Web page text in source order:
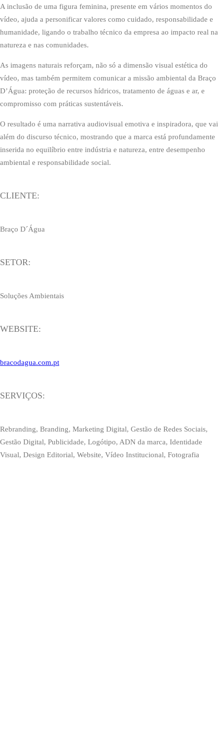
A inclusão de uma figura feminina, presente em vários momentos do
vídeo, ajuda a personificar valores como cuidado, responsabilidade e
humanidade, ligando o trabalho técnico da empresa ao impacto real na
natureza e nas comunidades.
As imagens naturais reforçam, não só a dimensão visual estética do
vídeo, mas também permitem comunicar a missão ambiental da Braço
D’Água: proteção de recursos hídricos, tratamento de águas e ar, e
compromisso com práticas sustentáveis.
O resultado é uma narrativa audiovisual emotiva e inspiradora, que vai
além do discurso técnico, mostrando que a marca está profundamente
inserida no equilíbrio entre indústria e natureza, entre desempenho
ambiental e responsabilidade social.
CLIENTE:
Braço D´Água
SETOR:
Soluções Ambientais
WEBSITE:
bracodagua.com.pt
SERVIÇOS:
Rebranding, Branding, Marketing Digital, Gestão de Redes Sociais,
Gestão Digital, Publicidade, Logótipo, ADN da marca, Identidade
Visual, Design Editorial, Website, Vídeo Institucional, Fotografia